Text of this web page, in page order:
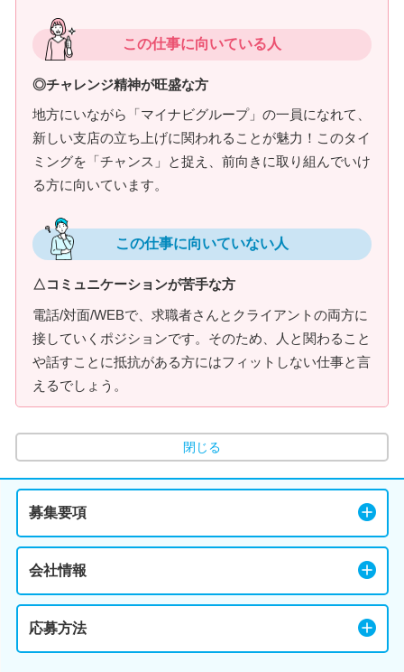
この仕事に向いている人
◎チャレンジ精神が旺盛な方
地方にいながら「マイナビグループ」の一員になれて、
新しい支店の立ち上げに関われることが魅力！このタイ
ミングを「チャンス」と捉え、前向きに取り組んでいけ
る方に向いています。
この仕事に向いていない人
△コミュニケーションが苦手な方
電話/対面/WEBで、求職者さんとクライアントの両方に
接していくポジションです。そのため、人と関わること
や話すことに抵抗がある方にはフィットしない仕事と言
えるでしょう。
閉じる
募集要項
会社情報
応募方法